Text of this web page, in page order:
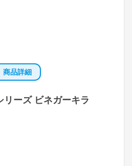
商品詳細
リーズ ビネガーキラ